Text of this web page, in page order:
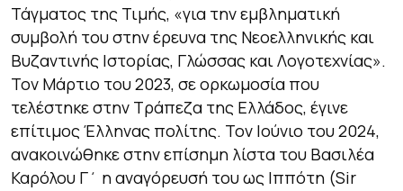
Τάγματος της Τιμής, «για την εμβληματική
συμβολή του στην έρευνα της Νεοελληνικής και
Βυζαντινής Ιστορίας, Γλώσσας και Λογοτεχνίας».
Τον Μάρτιο του 2023, σε ορκωμοσία που
τελέστηκε στην Τράπεζα της Ελλάδος, έγινε
επίτιμος Έλληνας πολίτης. Τον Ιούνιο του 2024,
ανακοινώθηκε στην επίσημη λίστα του Βασιλέα
Καρόλου Γ΄ η αναγόρευσή του ως Ιππότη (Sir